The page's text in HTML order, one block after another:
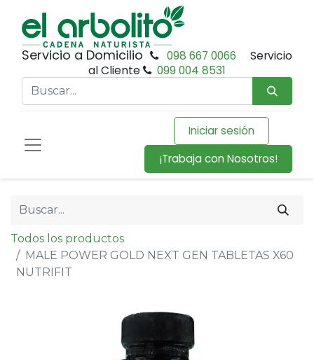
Servicio a Domicilio 098 667 0066
Servicio
al Cliente
099 004 8531
Iniciar sesión
¡Trabaja con Nosotros!
Todos los productos
MALE POWER GOLD NEXT GEN TABLETAS X60
NUTRIFIT